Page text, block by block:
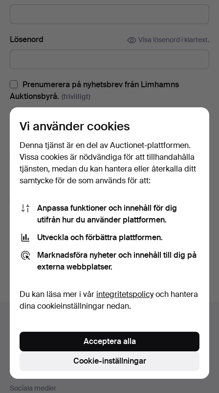
Lösenord Visa lösenord i klartext.
Prenumerera på nyhetsbrev från Limhamns
Auktionsbyrå. (frivilligt)
Med bl.a. auktionskataloger, inbjudningar till evenemang och
nyheter. Om du ångrar dig kan du enkelt avsluta
prenumerationen.
Prenumerera på Auctionets nyhetsbrev. (frivilligt)
Med bl.a. experttips, utvalda föremål och inspiration. Om du
ångrar dig kan du enkelt avsluta prenumerationen.
användarvillkoren,köpvillkoren samt bekräftar att jag
har tagit del avintegritetspolicyn.
Skapa konto
Sidfotsnavigation
Kontakta support
Alla auktionshus
Vi skickar med
Sociala medier
Vi använder cookies
Denna tjänst är en del av Auctionet-plattformen.
Vissa cookies är nödvändiga för att tillhandahålla
tjänsten, medan du kan hantera eller återkalla ditt
samtycke för de som används för att:
Anpassa funktioner och innehåll för dig
utifrån hur du använder plattformen.
Utveckla och förbättra plattformen.
Marknadsföra nyheter och innehåll till dig på
externa webbplatser.
Du kan läsa mer i vår integritetspolicyoch hantera
dina cookieinställningar nedan.
Cookie-inställningar
Acceptera alla